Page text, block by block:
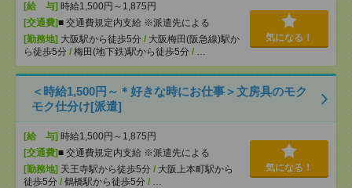
[給 与] 時給1,500円～1,875円
[交通費]■ 交通費規定内支給 ※派遣先による
[勤務地] 大阪駅から徒歩5分 / 大阪梅田(阪急線)駅か
ら徒歩5分 / 梅田(地下鉄)駅から徒歩5分 / …
気になる！
＜時給1,500円～＊好きな時にお仕事＞文房具のモク
モク仕分け[派遣]
[給 与] 時給1,500円～1,875円
[交通費]■ 交通費規定内支給 ※派遣先による
[勤務地] 天王寺駅から徒歩5分 / 大阪上本町駅から
徒歩5分 / 鶴橋駅から徒歩5分 / …
気になる！